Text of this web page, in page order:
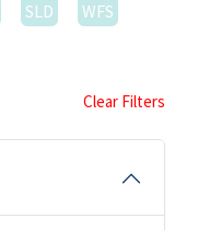
SLD
WFS
Clear Filters